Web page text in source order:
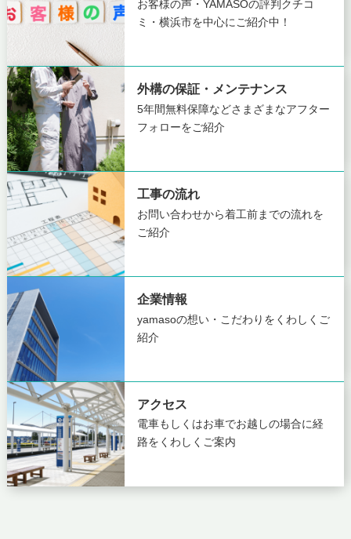
お客様の声・YAMASOの評判 クチコ
ミ・横浜市を中心にご紹介中！
外構の保証・メンテナンス
5年間無料保障などさまざまなアフター
フォローをご紹介
工事の流れ
お問い合わせから着工前までの流れを
ご紹介
企業情報
yamasoの想い・こだわりを くわしくご
紹介
アクセス
電車もしくはお車でお越しの場合に経
路をくわしくご案内